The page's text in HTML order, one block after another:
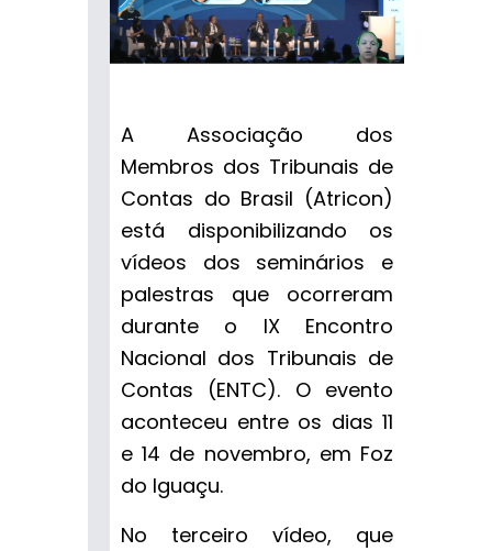
A Associação dos
Membros dos Tribunais de
Contas do Brasil (Atricon)
está disponibilizando os
vídeos dos seminários e
palestras que ocorreram
durante o IX Encontro
Nacional dos Tribunais de
Contas (ENTC). O evento
aconteceu entre os dias 11
e 14 de novembro, em Foz
do Iguaçu.
No terceiro vídeo, que